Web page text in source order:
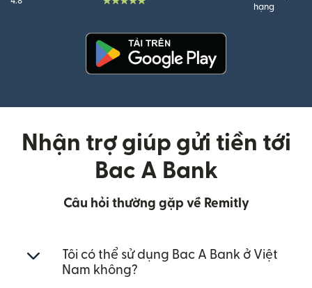
hạng
Nhận trợ giúp gửi tiền tới
Bac A Bank
Câu hỏi thường gặp về Remitly
Tôi có thể sử dụng Bac A Bank ở Việt
Nam không?